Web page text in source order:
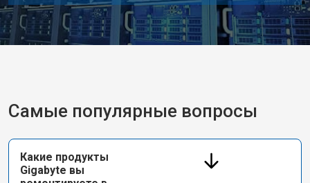
Самые популярные вопросы
Какие продукты
Gigabyte вы